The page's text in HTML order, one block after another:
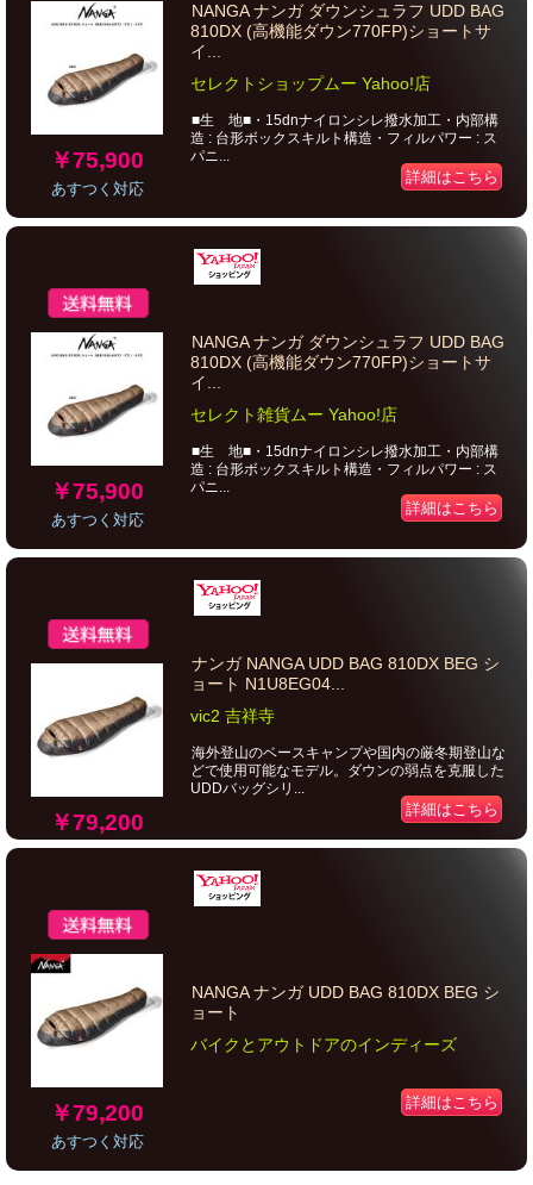
￥75,900
あすつく対応
NANGA ナンガ ダウンシュラフ UDD BAG
810DX (高機能ダウン770FP)ショートサ
イ...
セレクトショップムー Yahoo!店
■生 地■・15dnナイロンシレ撥水加工・内部構
造 : 台形ボックスキルト構造・フィルパワー : ス
パニ...
詳細はこちら
￥75,900
あすつく対応
NANGA ナンガ ダウンシュラフ UDD BAG
810DX (高機能ダウン770FP)ショートサ
イ...
セレクト雑貨ムー Yahoo!店
■生 地■・15dnナイロンシレ撥水加工・内部構
造 : 台形ボックスキルト構造・フィルパワー : ス
パニ...
詳細はこちら
￥79,200
ナンガ NANGA UDD BAG 810DX BEG シ
ョート N1U8EG04...
vic2 吉祥寺
海外登山のベースキャンプや国内の厳冬期登山な
どで使用可能なモデル。ダウンの弱点を克服した
UDDバッグシリ...
詳細はこちら
￥79,200
あすつく対応
NANGA ナンガ UDD BAG 810DX BEG シ
ョート
バイクとアウトドアのインディーズ
詳細はこちら